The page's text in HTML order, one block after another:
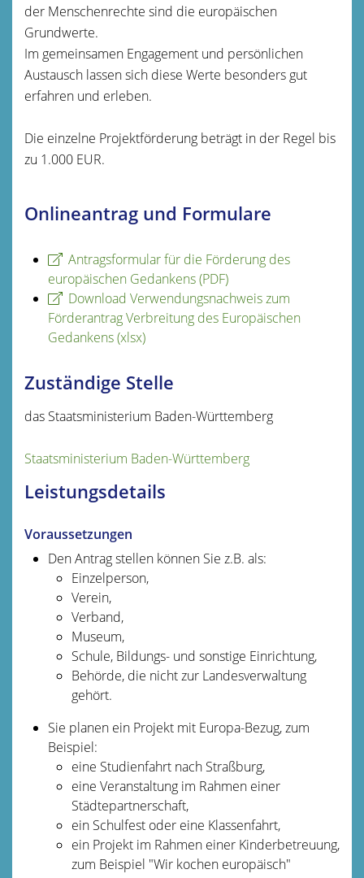
der Menschenrechte sind die europäischen
Grundwerte.
Im gemeinsamen Engagement und persönlichen
Austausch lassen sich diese Werte besonders gut
erfahren und erleben.
Die einzelne Projektförderung beträgt in der Regel bis
zu 1.000 EUR.
Onlineantrag und Formulare
Antragsformular für die Förderung des
europäischen Gedankens (PDF)
Download Verwendungsnachweis zum
Förderantrag Verbreitung des Europäischen
Gedankens (xlsx)
Zuständige Stelle
das Staatsministerium Baden-Württemberg
Staatsministerium Baden-Württemberg
Leistungsdetails
Voraussetzungen
Den Antrag stellen können Sie z.B. als:
Einzelperson,
Verein,
Verband,
Museum,
Schule, Bildungs- und sonstige Einrichtung,
Behörde, die nicht zur Landesverwaltung
gehört.
Sie planen ein Projekt mit Europa-Bezug, zum
Beispiel:
eine Studienfahrt nach Straßburg,
eine Veranstaltung im Rahmen einer
Städtepartnerschaft,
ein Schulfest oder eine Klassenfahrt,
ein Projekt im Rahmen einer Kinderbetreuung,
zum Beispiel "Wir kochen europäisch"